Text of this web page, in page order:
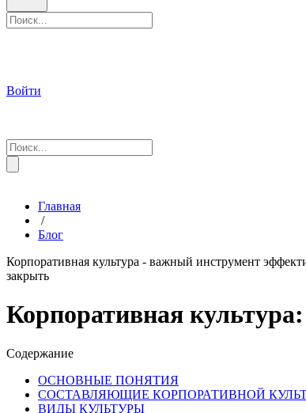
Войти
Главная
/
Блог
Корпоративная культура - важный инструмент
закрыть
Корпоративная
Содержание
ОСНОВНЫЕ ПОНЯТИЯ
СОСТАВЛЯЮЩИЕ КОРПОРАТИВНОЙ
ВИДЫ КУЛЬТУРЫ